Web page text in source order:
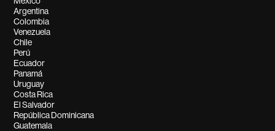
Argentina
Colombia
Venezuela
Chile
Perú
Ecuador
Panamá
Uruguay
Costa Rica
El Salvador
República Dominicana
Guatemala